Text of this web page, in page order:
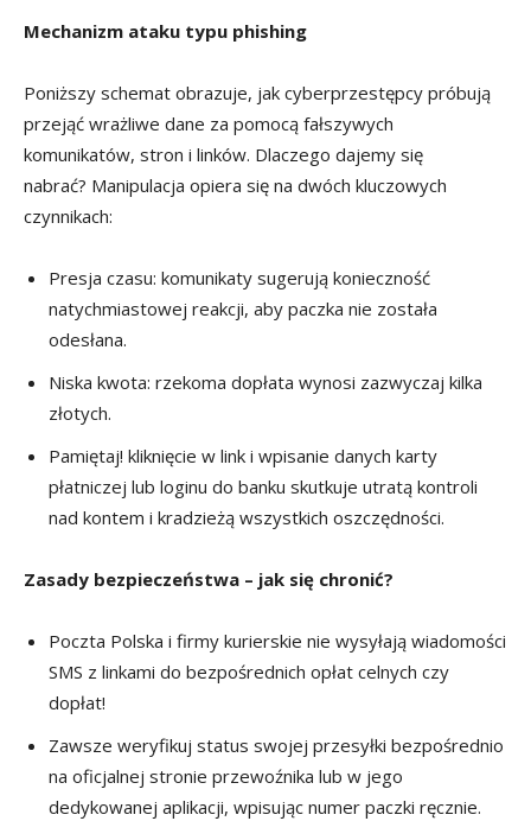
Mechanizm ataku typu phishing
Poniższy schemat obrazuje, jak cyberprzestępcy próbują
przejąć wrażliwe dane za pomocą fałszywych
komunikatów, stron i linków. Dlaczego dajemy się
nabrać? Manipulacja opiera się na dwóch kluczowych
czynnikach:
Presja czasu: komunikaty sugerują konieczność
natychmiastowej reakcji, aby paczka nie została
odesłana.
Niska kwota: rzekoma dopłata wynosi zazwyczaj kilka
złotych.
Pamiętaj! kliknięcie w link i wpisanie danych karty
płatniczej lub loginu do banku skutkuje utratą kontroli
nad kontem i kradzieżą wszystkich oszczędności.
Zasady bezpieczeństwa – jak się chronić?
Poczta Polska i firmy kurierskie nie wysyłają wiadomości
SMS z linkami do bezpośrednich opłat celnych czy
dopłat!
Zawsze weryfikuj status swojej przesyłki bezpośrednio
na oficjalnej stronie przewoźnika lub w jego
dedykowanej aplikacji, wpisując numer paczki ręcznie.